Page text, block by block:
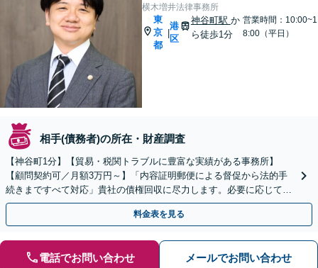
横木増井法律事務所
東
京
都
|
港
区
神谷町駅 か
ら徒歩1分
営業時間：10:00~1
8:00（平日）
相手(債務者)の所在・財産調査
【神谷町1分】【貿易・税関トラブルに豊富な実績がある事務所】
【顧問契約可／月額3万円～】「内容証明郵便による督促から法的手
続きまですべて対応」貴社の債権回収に尽力します。必要に応じて強
制執行等の法的措置も視野に入れた総合的な解決策を提供
料金表を見る
電話でお問い合わせ メールでお問い合わせ